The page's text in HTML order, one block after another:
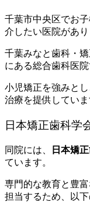
千葉市中央区でお
介したい医院があり
千葉みなと歯科・矯
にある総合歯科医院
小児矯正を強みと
治療を提供していま
日本矯正歯科学
同院には、 日本矯
ています。
専門的な教育と豊
担当するため、以